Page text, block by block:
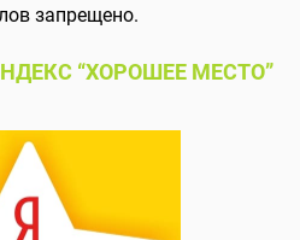
запрещено.
“ХОРОШЕЕ МЕСТО”